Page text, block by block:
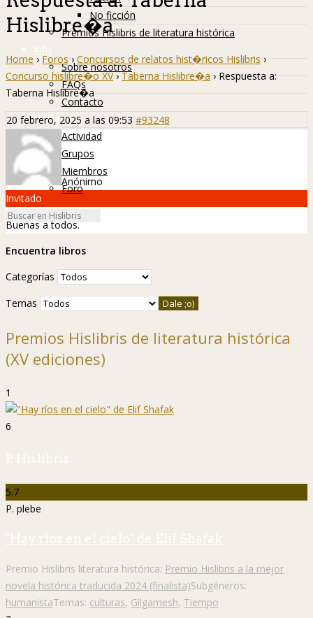
No ficción
Premios Hislibris de literatura histórica
Info
Sobre nosotros
FAQs
Contacto
Hislibreños
Actividad
Grupos
Miembros
Foro
Hislibre�a
Home › Foros › Concursos de relatos hist�ricos Hislibris ›
Concurso hislibre�o XV › Taberna Hislibre�a › Respuesta a:
Taberna Hislibre�a
20 febrero, 2025 a las 09:53 #93248
Anónimo
Invitado
Buenas a todos.
Encuentra libros
Categorías
Temas
Premios Hislibris de literatura histórica
(XV ediciones)
1
6
P. Hislibris
5.7
P. plebe
"Hay ríos en el cielo" de Elif Shafak
Premio Hislibris literatura histórica: Premio Hislibris a la mejor
novela histórica traducida 2024 (finalista)Subgéneros:
humanistaTemas: culturas, Gilgamesh, Tiempo